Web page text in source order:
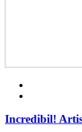
Incredibil!